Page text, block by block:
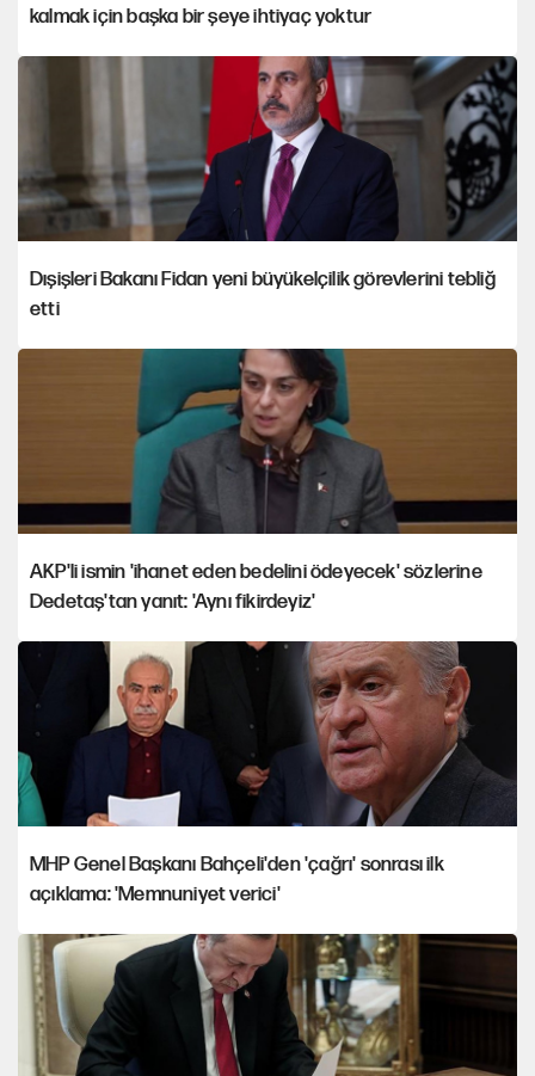
kalmak için başka bir şeye ihtiyaç yoktur
Dışişleri Bakanı Fidan yeni büyükelçilik görevlerini tebliğ
etti
AKP'li ismin 'ihanet eden bedelini ödeyecek' sözlerine
Dedetaş'tan yanıt: 'Aynı fikirdeyiz'
MHP Genel Başkanı Bahçeli'den 'çağrı' sonrası ilk
açıklama: 'Memnuniyet verici'